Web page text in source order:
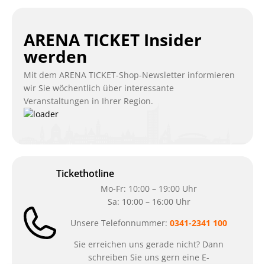
ARENA TICKET Insider
werden
Mit dem ARENA TICKET-Shop-Newsletter informieren
wir Sie wöchentlich über interessante
Veranstaltungen in Ihrer Region.
Tickethotline
Mo-Fr: 10:00 – 19:00 Uhr
Sa: 10:00 – 16:00 Uhr
Unsere Telefonnummer: 0341-2341 100
Sie erreichen uns gerade nicht? Dann
schreiben Sie uns gern eine E-